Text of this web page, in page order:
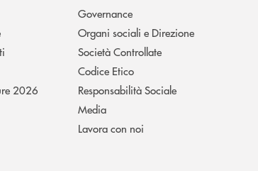
2026
Governance
Organi sociali e Direzione
Società Controllate
Codice Etico
Responsabilità Sociale
Media
Lavora con noi